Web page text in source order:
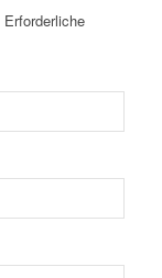
Erforderliche